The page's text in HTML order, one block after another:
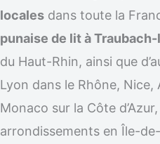
locales dans toute la
punaise de lit à
du Haut-Rhin, ainsi que
Lyon dans le Rhône, Nice,
Monaco sur la Côte
arrondissements en Île-